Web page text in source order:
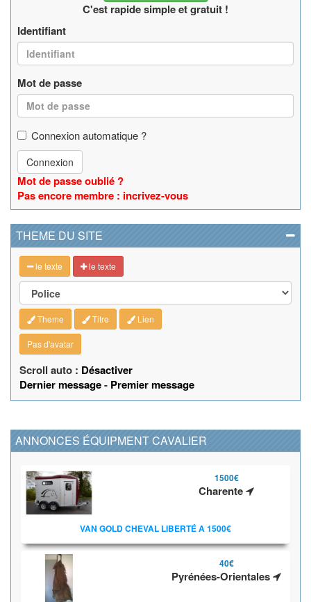
C'est rapide simple et gratuit !
Identifiant
Mot de passe
Connexion automatique ?
Connexion
Mot de passe oublié ?
Pas encore membre : incrivez-vous
THEME DU SITE
le texte le texte
Theme Titre Lien
Pas d'avatar
Scroll auto : Désactiver
Dernier message- Premier message
ANNONCES ÉQUIPMENT CAVALIER
1500€
Charente
VAN GOLD CHEVAL LIBERTÉ A 1500€
40€
Pyrénées-Orientales